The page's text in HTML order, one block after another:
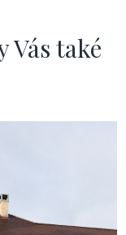
Vás také